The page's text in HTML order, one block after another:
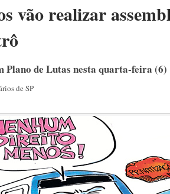
vão realizar
de Lutas nesta quarta-feira (6)
de SP